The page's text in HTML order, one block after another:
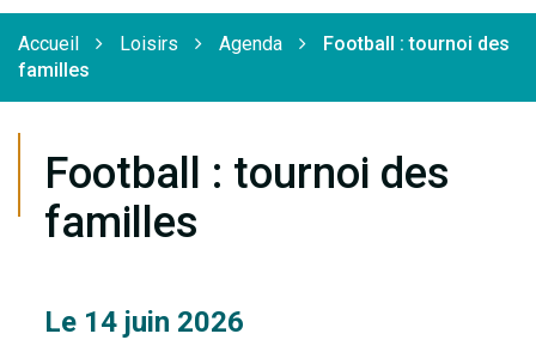
Accueil Loisirs Agenda
Football : tournoi des
familles
Football : tournoi des
familles
Le 14 juin 2026